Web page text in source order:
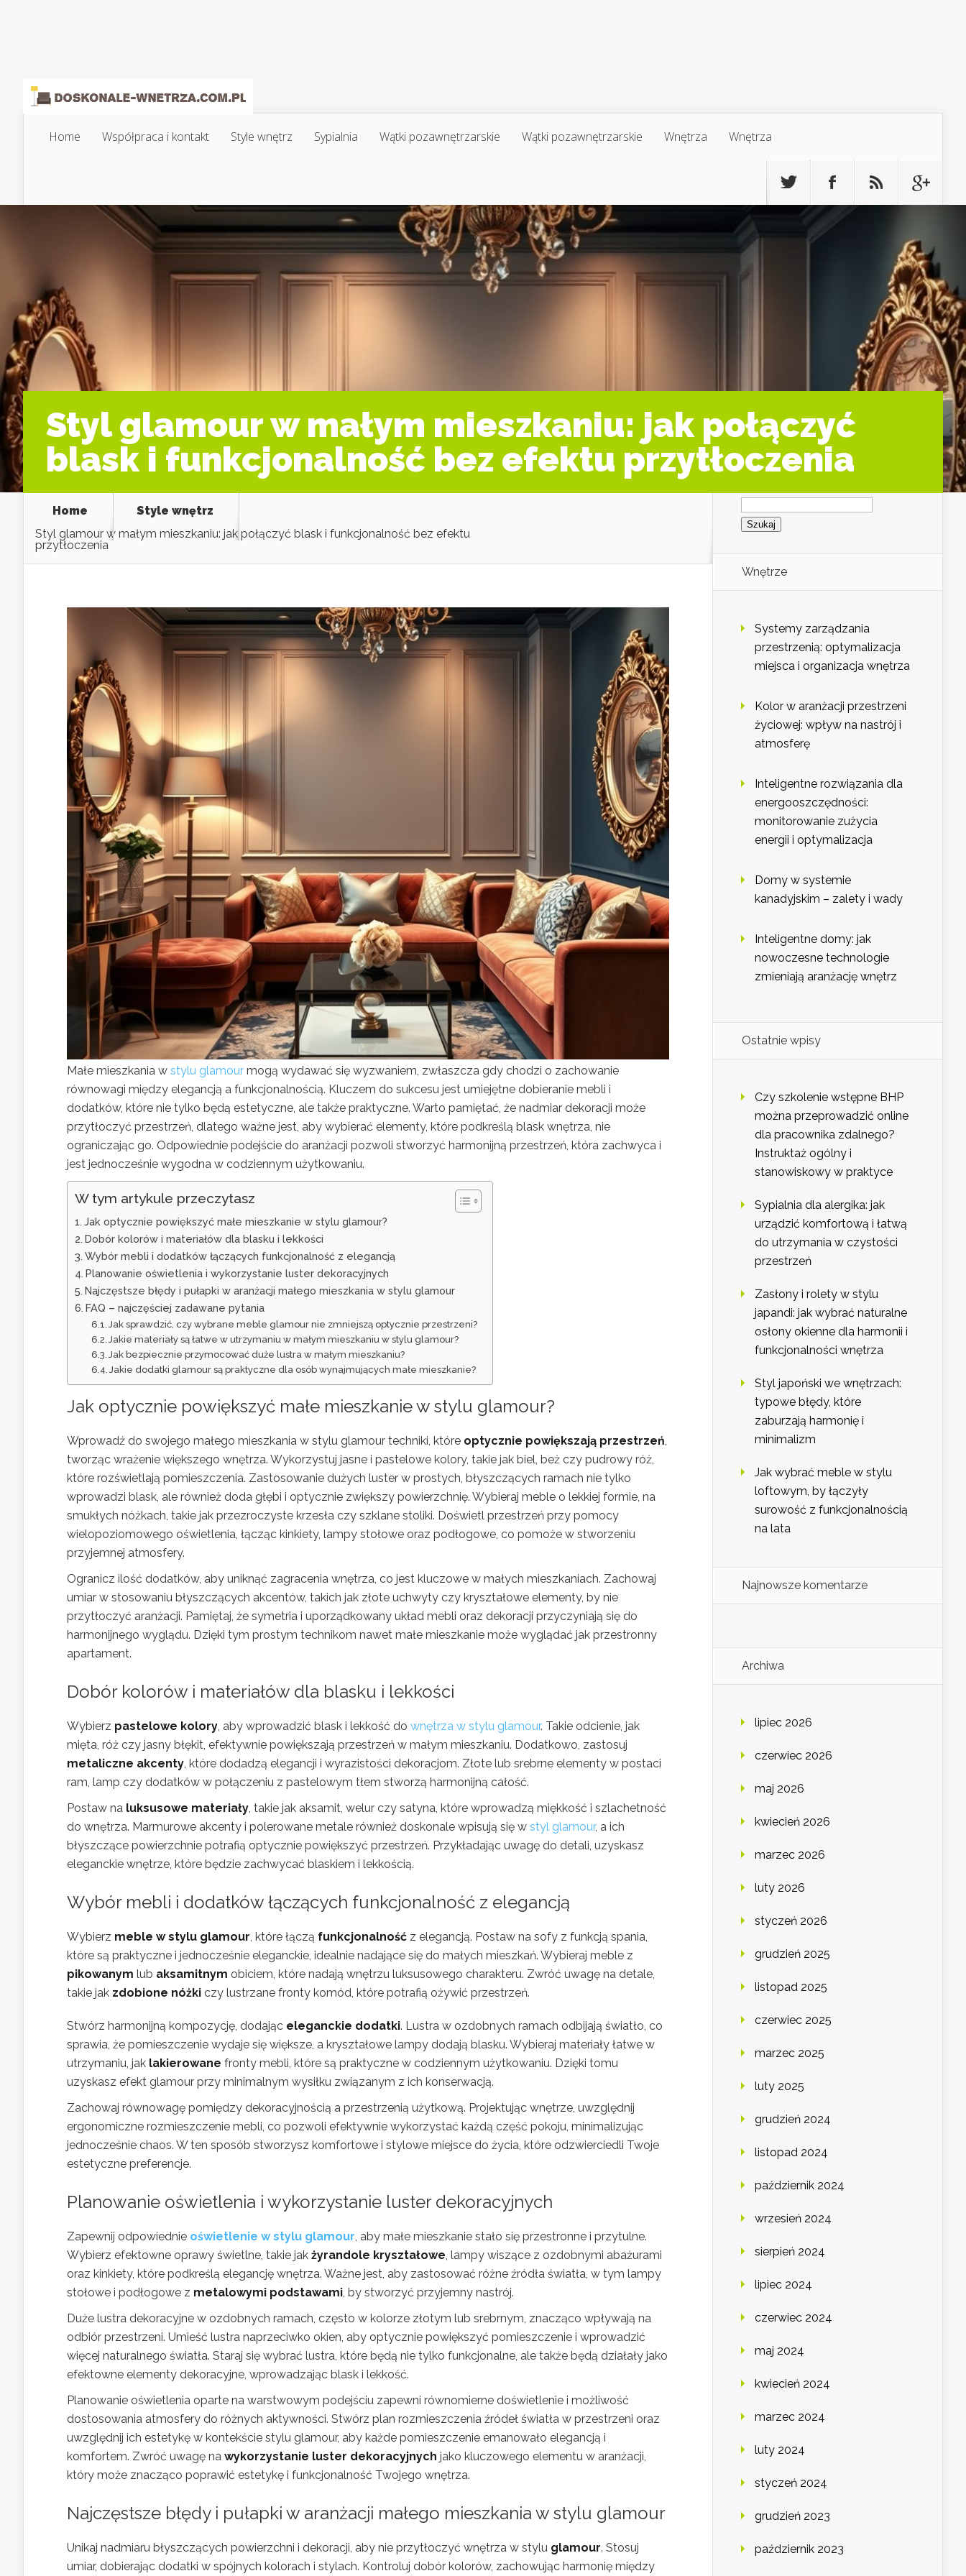
Home Współpraca i kontakt Style wnętrz Sypialnia Wątki pozawnętrzarskie Wątki pozawnętrzarskie Wnętrza Wnętrza
Styl glamour w małym mieszkaniu: jak połączyć
blask i funkcjonalność bez efektu przytłoczenia
Home
Style wnętrz
Styl glamour w małym mieszkaniu: jak połączyć blask i funkcjonalność bez efektu
przytłoczenia
Małe mieszkania w stylu glamour mogą wydawać się wyzwaniem, zwłaszcza gdy chodzi o zachowanie
równowagi między elegancją a funkcjonalnością. Kluczem do sukcesu jest umiejętne dobieranie mebli i
dodatków, które nie tylko będą estetyczne, ale także praktyczne. Warto pamiętać, że nadmiar dekoracji może
przytłoczyć przestrzeń, dlatego ważne jest, aby wybierać elementy, które podkreślą blask wnętrza, nie
ograniczając go. Odpowiednie podejście do aranżacji pozwoli stworzyć harmonijną przestrzeń, która zachwyca i
jest jednocześnie wygodna w codziennym użytkowaniu.
W tym artykule przeczytasz
Jak optycznie powiększyć małe mieszkanie w stylu glamour?
Dobór kolorów i materiałów dla blasku i lekkości
Wybór mebli i dodatków łączących funkcjonalność z elegancją
Planowanie oświetlenia i wykorzystanie luster dekoracyjnych
Najczęstsze błędy i pułapki w aranżacji małego mieszkania w stylu glamour
FAQ – najczęściej zadawane pytania
Jak sprawdzić, czy wybrane meble glamour nie zmniejszą optycznie przestrzeni?
Jakie materiały są łatwe w utrzymaniu w małym mieszkaniu w stylu glamour?
Jak bezpiecznie przymocować duże lustra w małym mieszkaniu?
Jakie dodatki glamour są praktyczne dla osób wynajmujących małe mieszkanie?
Jak optycznie powiększyć małe mieszkanie w stylu glamour?
Wprowadź do swojego małego mieszkania w stylu glamour techniki, które optycznie powiększają przestrzeń
tworząc wrażenie większego wnętrza. Wykorzystuj jasne i pastelowe kolory, takie jak biel, beż czy pudrowy róż,
które rozświetlają pomieszczenia. Zastosowanie dużych luster w prostych, błyszczących ramach nie tylko
wprowadzi blask, ale również doda głębi i optycznie zwiększy powierzchnię. Wybieraj meble o lekkiej formie, na
smukłych nóżkach, takie jak przezroczyste krzesła czy szklane stoliki. Doświetl przestrzeń przy pomocy
wielopoziomowego oświetlenia, łącząc kinkiety, lampy stołowe oraz podłogowe, co pomoże w stworzeniu
przyjemnej atmosfery.
Ogranicz ilość dodatków, aby uniknąć zagracenia wnętrza, co jest kluczowe w małych mieszkaniach. Zachowaj
umiar w stosowaniu błyszczących akcentów, takich jak złote uchwyty czy kryształowe elementy, by nie
przytłoczyć aranżacji. Pamiętaj, że symetria i uporządkowany układ mebli oraz dekoracji przyczyniają się do
harmonijnego wyglądu. Dzięki tym prostym technikom nawet małe mieszkanie może wyglądać jak przestronny
apartament.
Dobór kolorów i materiałów dla blasku i lekkości
Wybierz pastelowe kolory , aby wprowadzić blask i lekkość do wnętrza w stylu glamour. Takie odcienie, jak
mięta, róż czy jasny błękit, efektywnie powiększają przestrzeń w małym mieszkaniu. Dodatkowo, zastosuj
metaliczne akcenty , które dodadzą elegancji i wyrazistości dekoracjom. Złote lub srebrne elementy w postaci
ram, lamp czy dodatków w połączeniu z pastelowym tłem stworzą harmonijną całość.
Postaw na luksusowe materiały , takie jak aksamit, welur czy satyna, które wprowadzą miękkość i szlachetność
do wnętrza. Marmurowe akcenty i polerowane metale również doskonale wpisują się w styl glamour, a ich
błyszczące powierzchnie potrafią optycznie powiększyć przestrzeń. Przykładając uwagę do detali, uzyskasz
eleganckie wnętrze, które będzie zachwycać blaskiem i lekkością.
Wybór mebli i dodatków łączących funkcjonalność z elegancją
Wybierz meble w stylu glamour , które łączą funkcjonalność z elegancją. Postaw na sofy z funkcją spania,
które są praktyczne i jednocześnie eleganckie, idealnie nadające się do małych mieszkań. Wybieraj meble z
pikowanym lub aksamitnym obiciem, które nadają wnętrzu luksusowego charakteru. Zwróć uwagę na detale,
takie jak zdobione nóżki czy lustrzane fronty komód, które potrafią ożywić przestrzeń.
Stwórz harmonijną kompozycję, dodając eleganckie dodatki. Lustra w ozdobnych ramach odbijają światło, co
sprawia, że pomieszczenie wydaje się większe, a kryształowe lampy dodają blasku. Wybieraj materiały łatwe w
utrzymaniu, jak lakierowane fronty mebli, które są praktyczne w codziennym użytkowaniu. Dzięki tomu
uzyskasz efekt glamour przy minimalnym wysiłku związanym z ich konserwacją.
Zachowaj równowagę pomiędzy dekoracyjnością a przestrzenią użytkową. Projektując wnętrze, uwzględnij
ergonomiczne rozmieszczenie mebli, co pozwoli efektywnie wykorzystać każdą część pokoju, minimalizując
jednocześnie chaos. W ten sposób stworzysz komfortowe i stylowe miejsce do życia, które odzwierciedli Twoje
estetyczne preferencje.
Planowanie oświetlenia i wykorzystanie luster dekoracyjnych
Zapewnij odpowiednie oświetlenie w stylu glamour , aby małe mieszkanie stało się przestronne i przytulne.
Wybierz efektowne oprawy świetlne, takie jak żyrandole kryształowe , lampy wiszące z ozdobnymi abażurami
oraz kinkiety, które podkreślą elegancję wnętrza. Ważne jest, aby zastosować różne źródła światła, w tym lampy
stołowe i podłogowe z metalowymi podstawami , by stworzyć przyjemny nastrój.
Duże lustra dekoracyjne w ozdobnych ramach, często w kolorze złotym lub srebrnym, znacząco wpływają na
odbiór przestrzeni. Umieść lustra naprzeciwko okien, aby optycznie powiększyć pomieszczenie i wprowadzić
więcej naturalnego światła. Staraj się wybrać lustra, które będą nie tylko funkcjonalne, ale także będą działały jako
efektowne elementy dekoracyjne, wprowadzając blask i lekkość.
Planowanie oświetlenia oparte na warstwowym podejściu zapewni równomierne doświetlenie i możliwość
dostosowania atmosfery do różnych aktywności. Stwórz plan rozmieszczenia źródeł światła w przestrzeni oraz
uwzględnij ich estetykę w kontekście stylu glamour, aby każde pomieszczenie emanowało elegancją i
komfortem. Zwróć uwagę na wykorzystanie luster dekoracyjnych jako kluczowego elementu w aranżacji,
który może znacząco poprawić estetykę i funkcjonalność Twojego wnętrza.
Najczęstsze błędy i pułapki w aranżacji małego mieszkania w stylu glamour
Unikaj nadmiaru błyszczących powierzchni i dekoracji, aby nie przytłoczyć wnętrza w stylu glamour. Stosuj
umiar, dobierając dodatki w spójnych kolorach i stylach. Kontroluj dobór kolorów, zachowując harmonię między
Szukaj:
Wnętrze
Systemy zarządzania
przestrzenią: optymalizacja
miejsca i organizacja wnętrza
Kolor w aranżacji przestrzeni
życiowej: wpływ na nastrój i
atmosferę
Inteligentne rozwiązania dla
energooszczędności:
monitorowanie zużycia
energii i optymalizacja
Domy w systemie
kanadyjskim – zalety i wady
Inteligentne domy: jak
nowoczesne technologie
zmieniają aranżację wnętrz
Ostatnie wpisy
Czy szkolenie wstępne BHP
można przeprowadzić online
dla pracownika zdalnego?
Instruktaż ogólny i
stanowiskowy w praktyce
Sypialnia dla alergika: jak
urządzić komfortową i łatwą
do utrzymania w czystości
przestrzeń
Zasłony i rolety w stylu
japandi: jak wybrać naturalne
osłony okienne dla harmonii i
funkcjonalności wnętrza
Styl japoński we wnętrzach:
typowe błędy, które
zaburzają harmonię i
minimalizm
Jak wybrać meble w stylu
loftowym, by łączyły
surowość z funkcjonalnością
na lata
Najnowsze komentarze
Archiwa
lipiec 2026
czerwiec 2026
maj 2026
kwiecień 2026
marzec 2026
luty 2026
styczeń 2026
grudzień 2025
listopad 2025
czerwiec 2025
marzec 2025
luty 2025
grudzień 2024
listopad 2024
październik 2024
wrzesień 2024
sierpień 2024
lipiec 2024
czerwiec 2024
maj 2024
kwiecień 2024
marzec 2024
luty 2024
styczeń 2024
grudzień 2023
październik 2023